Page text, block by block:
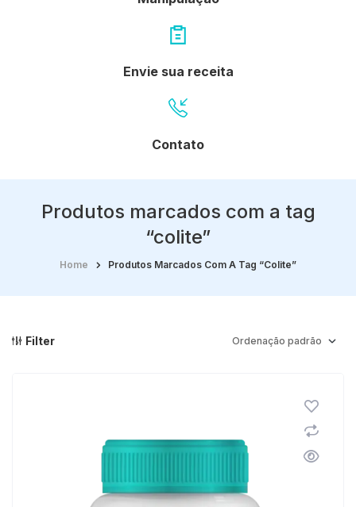
Envie sua receita
Contato
Produtos marcados com a tag
“colite”
Home Produtos Marcados Com A Tag “colite”
Filter